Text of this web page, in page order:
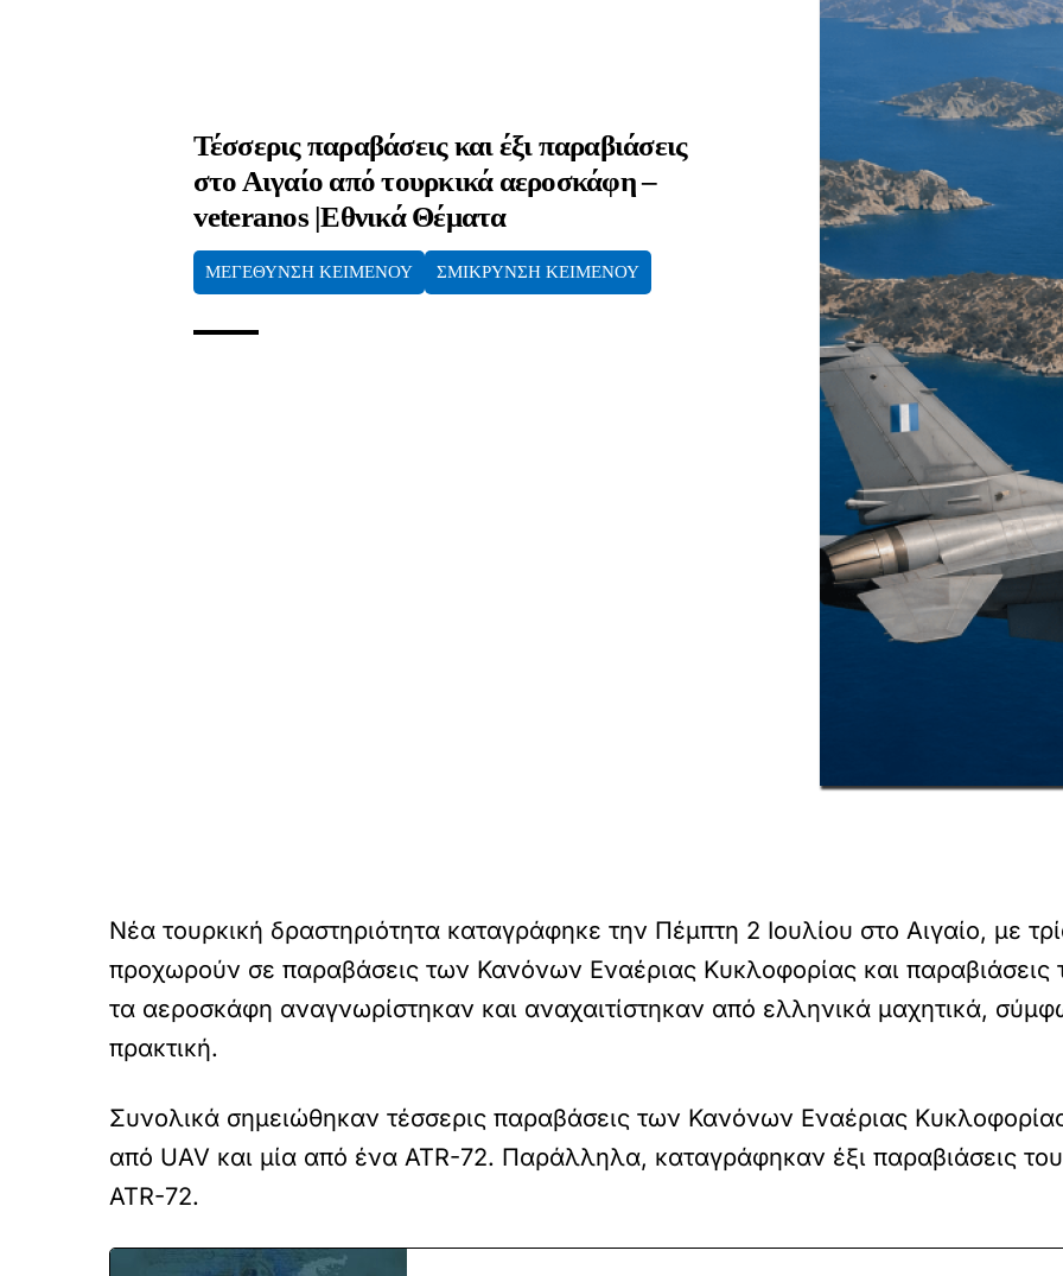
Τέσσερις παραβάσεις και έξι παραβιάσεις
στο Αιγαίο από τουρκικά αεροσκάφη –
veteranos |Εθνικά Θέματα
ΜΕΓΕΘΥΝΣΗ ΚΕΙΜΕΝΟΥ ΣΜΙΚΡΥΝΣΗ ΚΕΙΜΕΝΟΥ
Νέα τουρκική δραστηριότητα καταγράφηκε την Πέμπτη 2 Ιουλίου στο Αιγαίο, με
προχωρούν σε παραβάσεις των Κανόνων Εναέριας Κυκλοφορίας και
τα αεροσκάφη αναγνωρίστηκαν και αναχαιτίστηκαν από ελληνικά μαχητικά,
πρακτική.
Συνολικά σημειώθηκαν τέσσερις παραβάσεις των Κανόνων Εναέριας
από UAV και μία από ένα ATR-72. Παράλληλα, καταγράφηκαν έξι παραβιάσεις
ATR-72.